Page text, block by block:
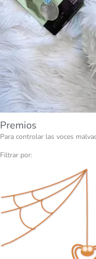
Premios
Para controlar las voces
Filtrar por: